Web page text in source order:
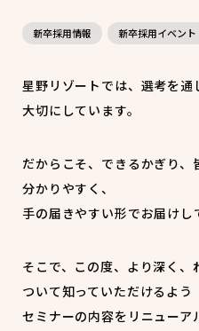
新卒採用情報 新卒採用イベント
星野リゾートでは、選考を
大切にしています。
だからこそ、できるかぎり
分かりやすく、
手の届きやすい形でお届けし
そこで、この度、より深く
ついて知っていただけるよう
セミナーの内容をリニューア